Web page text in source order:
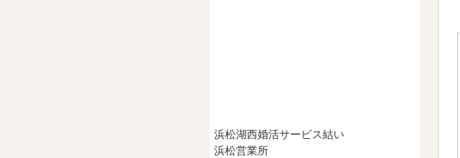
浜松湖西婚活サービス結い
浜松営業所